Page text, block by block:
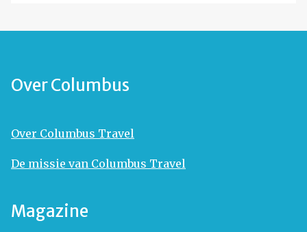
Over Columbus
Over Columbus Travel
De missie van Columbus Travel
Magazine